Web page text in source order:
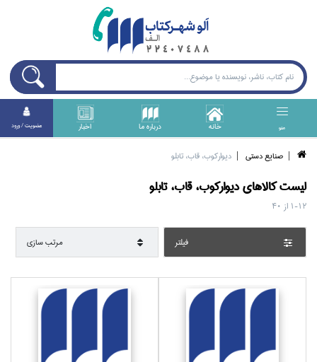
منو خانه درباره ما اخبار عضويت / ورود
صنايع دستي ديواركوب، قاب، تابلو
ليست کالا‌هايديواركوب، قاب، تابلو
1-12 از 40
فيلتر مرتب سازي